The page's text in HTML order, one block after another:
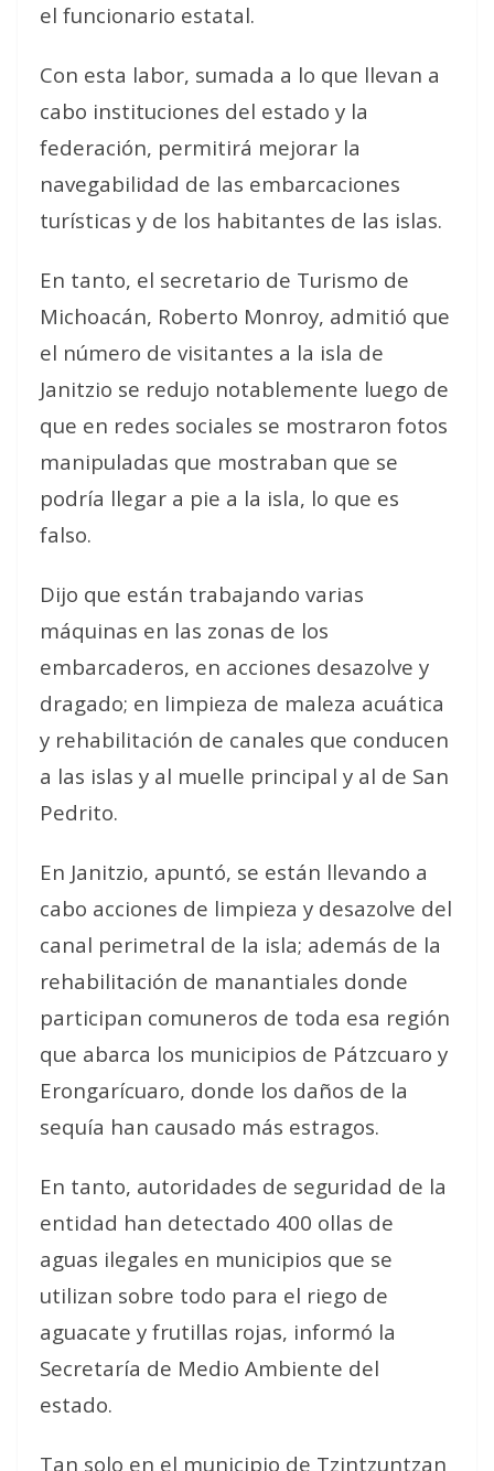
el funcionario estatal.
Con esta labor, sumada a lo que llevan a
cabo instituciones del estado y la
federación, permitirá mejorar la
navegabilidad de las embarcaciones
turísticas y de los habitantes de las islas.
En tanto, el secretario de Turismo de
Michoacán, Roberto Monroy, admitió que
el número de visitantes a la isla de
Janitzio se redujo notablemente luego de
que en redes sociales se mostraron fotos
manipuladas que mostraban que se
podría llegar a pie a la isla, lo que es
falso.
Dijo que están trabajando varias
máquinas en las zonas de los
embarcaderos, en acciones desazolve y
dragado; en limpieza de maleza acuática
y rehabilitación de canales que conducen
a las islas y al muelle principal y al de San
Pedrito.
En Janitzio, apuntó, se están llevando a
cabo acciones de limpieza y desazolve del
canal perimetral de la isla; además de la
rehabilitación de manantiales donde
participan comuneros de toda esa región
que abarca los municipios de Pátzcuaro y
Erongarícuaro, donde los daños de la
sequía han causado más estragos.
En tanto, autoridades de seguridad de la
entidad han detectado 400 ollas de
aguas ilegales en municipios que se
utilizan sobre todo para el riego de
aguacate y frutillas rojas, informó la
Secretaría de Medio Ambiente del
estado.
Tan solo en el municipio de Tzintzuntzan